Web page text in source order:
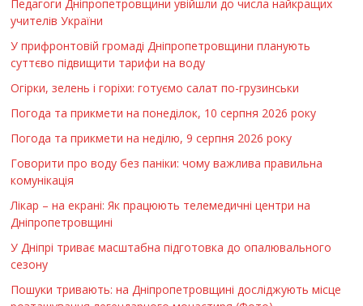
Педагоги Дніпропетровщини увійшли до числа найкращих
учителів України
У прифронтовій громаді Дніпропетровщини планують
суттєво підвищити тарифи на воду
Огірки, зелень і горіхи: готуємо салат по-грузинськи
Погода та прикмети на понеділок, 10 серпня 2026 року
Погода та прикмети на неділю, 9 серпня 2026 року
Говорити про воду без паніки: чому важлива правильна
комунікація
Лікар – на екрані: Як працюють телемедичні центри на
Дніпропетровщині
У Дніпрі триває масштабна підготовка до опалювального
сезону
Пошуки тривають: на Дніпропетровщині досліджують місце